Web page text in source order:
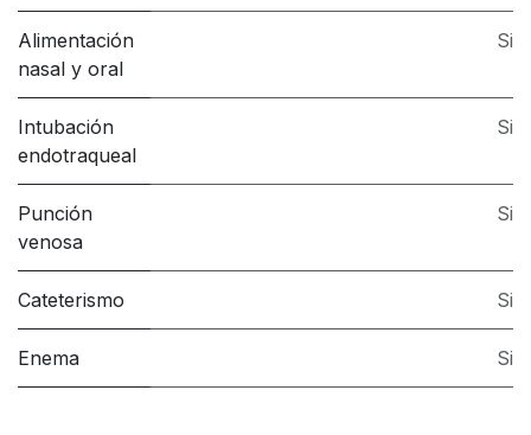
Alimentación
nasal y oral
Si
Intubación
endotraqueal
Si
Punción
venosa
Si
Cateterismo Si
Enema Si